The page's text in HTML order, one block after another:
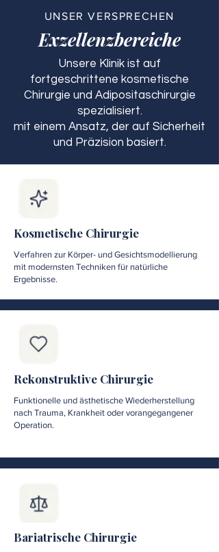
UNSER VERSPRECHEN
Exzellenzbereiche
Unsere Klinik ist auf
fortgeschrittene kosmetische
Chirurgie und Adipositaschirurgie
spezialisiert.
mit einem Ansatz, der auf Sicherheit
und Präzision basiert.
Kosmetische Chirurgie
Verfahren zur Körper- und Gesichtsmodellierung
mit modernsten Techniken für natürliche
Ergebnisse.
Rekonstruktive Chirurgie
Funktionelle und ästhetische Wiederherstellung
nach Trauma, Krankheit oder vorangegangener
Operation.
Bariatrische Chirurgie